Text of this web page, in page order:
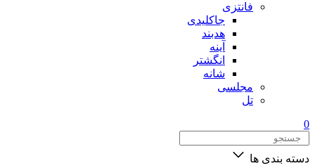
فانتزی
جاکلیدی
هدبند
آینه
انگشتر
شانه
مجلسی
تل
0
دسته بندی ها